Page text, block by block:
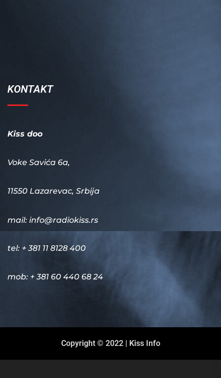
KONTAKT
Kiss doo
Voke Savića 6a,
11550 Lazarevac, Srbija
mail: info@radiokiss.rs
tel: + 381 11 8128 400
mob: + 381 60 440 68 24
Copyright © 2022 | Kiss Info